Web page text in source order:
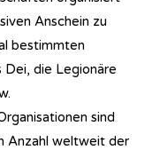
Anschein zu
bestimmten
Dei, die Legionäre
sind
Anzahl weltweit der